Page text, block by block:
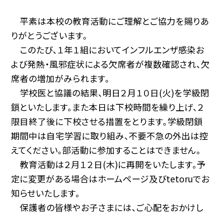
平素は本校の教育活動にご理解とご協力を賜りあ
りがとうございます。
このたび、１年１組においてインフルエンザ感染お
よび発熱・風邪症状による欠席者が複数確認され、欠
席者の増加がみられます。
学校医と協議の結果、明日２月１０日(火)を学級閉
鎖といたします。また本日は下校時間を繰り上げ、２
限目終了後に下校させる措置をとります。学級閉鎖
期間中は自宅学習に取り組み、不要不急の外出は控
えてください。部活動に参加することはできません。
教育活動は２月１２日(木)に再開をいたします。予
定に変更がある場合はホームページ及びtetoruでお
知らせいたします。
保護者の皆様やお子さまには、ご心配をおかけし